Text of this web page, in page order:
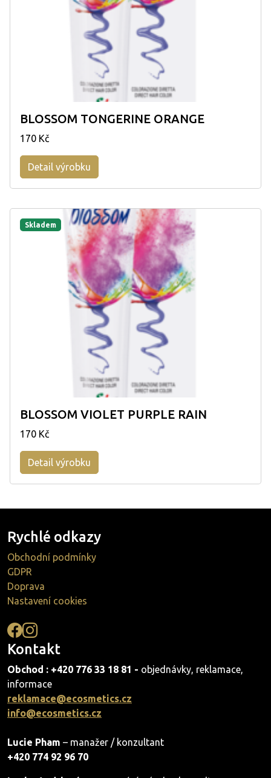
BLOSSOM TONGERINE ORANGE
170 Kč
Detail výrobku
Skladem
BLOSSOM VIOLET PURPLE RAIN
170 Kč
Detail výrobku
Rychlé odkazy
Obchodní podmínky
GDPR
Doprava
Nastavení cookies
Kontakt
Obchod : +420 776 33 18 81 - objednávky, reklamace,
informace
reklamace@ecosmetics.cz
info@ecosmetics.cz
Lucie Pham – manažer / konzultant
+420 774 92 96 70